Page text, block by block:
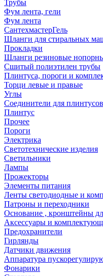
Трубы
Фум лента, гели
Фум лента
СантехмастерГель
Шланги для стиральных
Прокладки
Шланги резиновые
Сшитый полиэтилен трубы
Плинтуса, пороги и
Торци левые и правые
Углы
Соединители для плинтусов
Плинтус
Прочее
Пороги
Электрика
Светотехнические изделия
Светильники
Лампы
Прожекторы
Элементы питания
Ленты светодиодные и
Патроны и переходники
Основание , кронштейны
Аксессуары и
Предохранители
Гирлянды
Датчики движения
Аппаратура
Фонарики